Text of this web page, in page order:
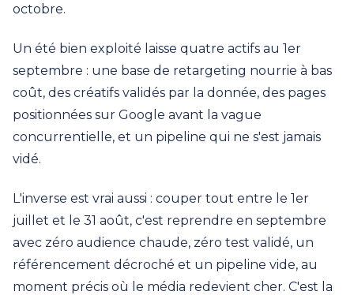
octobre.
Un été bien exploité laisse quatre actifs au 1er
septembre : une base de retargeting nourrie à bas
coût, des créatifs validés par la donnée, des pages
positionnées sur Google avant la vague
concurrentielle, et un pipeline qui ne s'est jamais
vidé.
L'inverse est vrai aussi : couper tout entre le 1er
juillet et le 31 août, c'est reprendre en septembre
avec zéro audience chaude, zéro test validé, un
référencement décroché et un pipeline vide, au
moment précis où le média redevient cher. C'est la